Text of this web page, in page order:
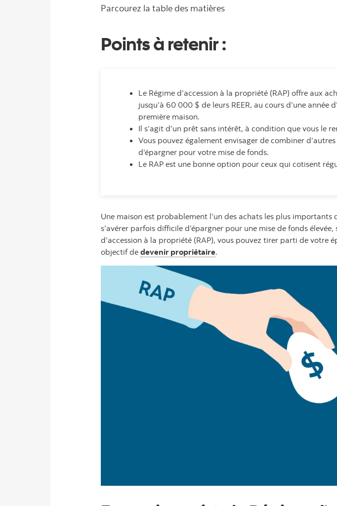
Parcourez la table des matières
Points à retenir :
Le Régime d’accession à la propriété (RAP) offre aux
jusqu’à 60 000 $ de leurs REER, au cours d’une
première maison.
Il s’agit d’un prêt sans intérêt, à condition que vous le
Vous pouvez également envisager de combiner
d’épargner pour votre mise de fonds.
Le RAP est une bonne option pour ceux qui cotisent
Une maison est probablement l’un des achats les plus
s’avérer parfois difficile d’épargner pour une mise de fonds
d’accession à la propriété (RAP), vous pouvez tirer parti de
objectif de devenir propriétaire.